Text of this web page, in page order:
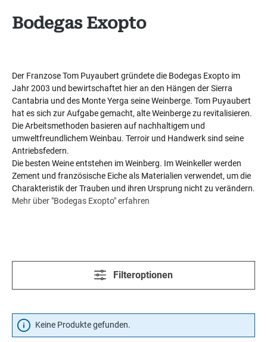
Bodegas Exopto
Der Franzose Tom Puyaubert gründete die Bodegas Exopto im
Jahr 2003 und bewirtschaftet hier an den Hängen der Sierra
Cantabria und des Monte Yerga seine Weinberge. Tom Puyaubert
hat es sich zur Aufgabe gemacht, alte Weinberge zu revitalisieren.
Die Arbeitsmethoden basieren auf nachhaltigem und
umweltfreundlichem Weinbau. Terroir und Handwerk sind seine
Antriebsfedern.
Die besten Weine entstehen im Weinberg. Im Weinkeller werden
Zement und französische Eiche als Materialien verwendet, um die
Charakteristik der Trauben und ihren Ursprung nicht zu verändern.
Mehr über "Bodegas Exopto" erfahren
Filteroptionen
Keine Produkte gefunden.